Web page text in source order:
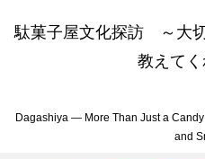
駄菓子屋文化探訪 ～大
教えてく
Dagashiya — More Than Just a
and